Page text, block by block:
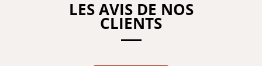
LES AVIS DE NOS
CLIENTS